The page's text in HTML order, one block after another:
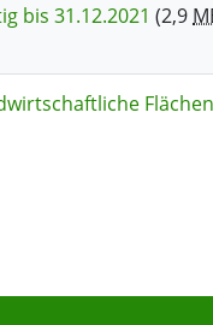
bis 31.12.2021 (2,9